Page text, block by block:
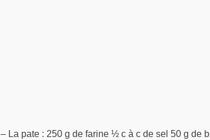
– La pate : 250 g de farine ½ c à c de sel 50 g de